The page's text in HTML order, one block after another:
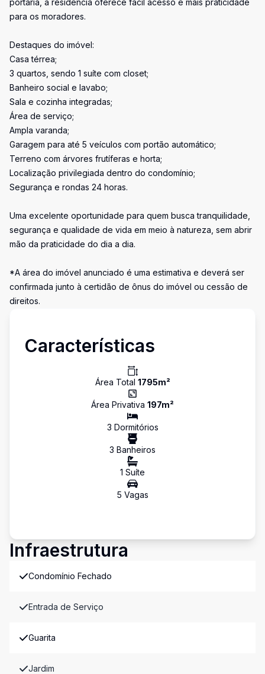
portaria, a residência oferece fácil acesso e mais praticidade
para os moradores.
Destaques do imóvel:
Casa térrea;
3 quartos, sendo 1 suíte com closet;
Banheiro social e lavabo;
Sala e cozinha integradas;
Área de serviço;
Ampla varanda;
Garagem para até 5 veículos com portão automático;
Terreno com árvores frutíferas e horta;
Localização privilegiada dentro do condomínio;
Segurança e rondas 24 horas.
Uma excelente oportunidade para quem busca tranquilidade,
segurança e qualidade de vida em meio à natureza, sem abrir
mão da praticidade do dia a dia.
*A área do imóvel anunciado é uma estimativa e deverá ser
confirmada junto à certidão de ônus do imóvel ou cessão de
direitos.
Características
Área Total 1795m²
Área Privativa 197m²
3 Dormitórios
3 Banheiros
1 Suíte
5 Vagas
Infraestrutura
Condomínio Fechado
Entrada de Serviço
Guarita
Jardim